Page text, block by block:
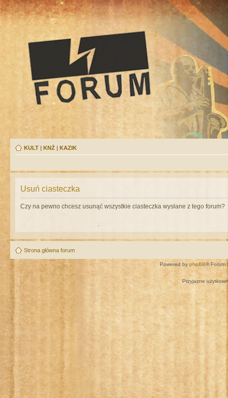
KULT | KNŻ | KAZIK
Usuń ciasteczka
Czy na pewno chcesz usunąć wszystkie ciasteczka wysłane z tego forum?
Strona główna forum
Powered by phpBB® Forum
Przyjazne